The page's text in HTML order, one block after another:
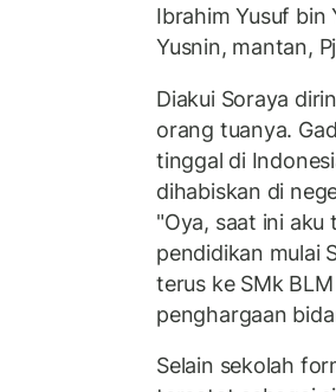
Ibrahim Yusuf bin
Yusnin, mantan,
Diakui Soraya
orang tuanya.
tinggal di
dihabiskan di
"Oya, saat ini
pendidikan mulai
terus ke SMk
penghargaan
Selain sekolah